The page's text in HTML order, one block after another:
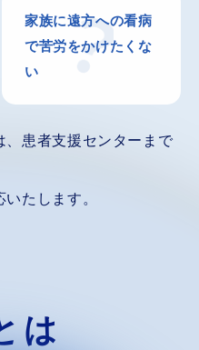
家族に遠方への看病
で苦労をかけたくな
い
、患者支援センターまで
たします。
は